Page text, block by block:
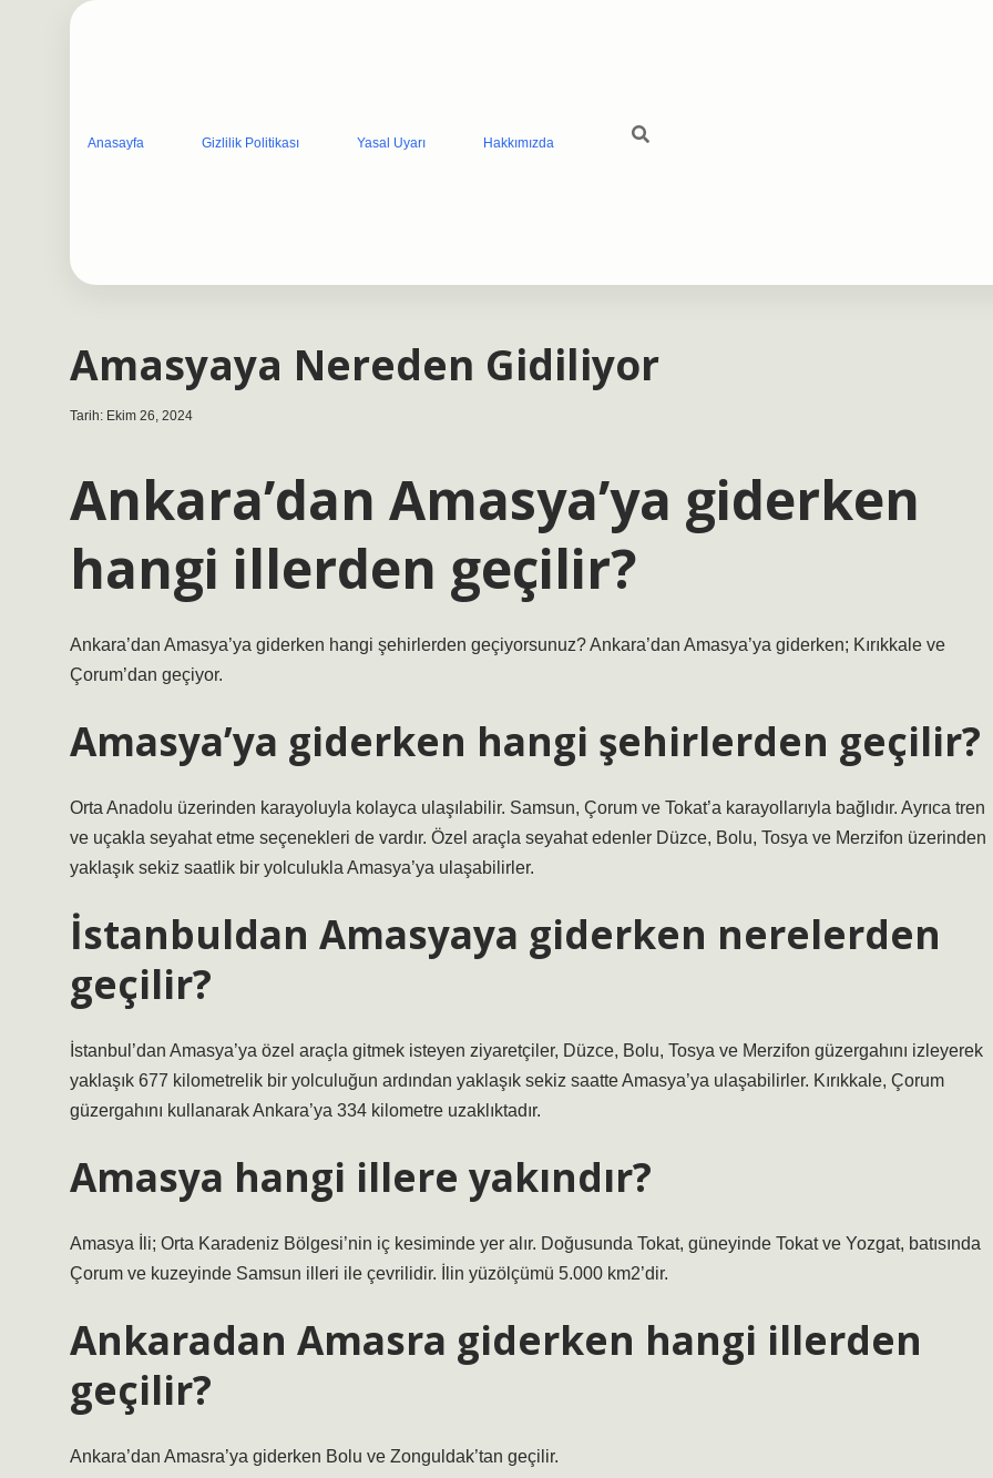
Anasayfa Gizlilik Politikası Yasal Uyarı Hakkımızda
Amasyaya Nereden Gidiliyor
Tarih: Ekim 26, 2024
Ankara’dan Amasya’ya giderken
hangi illerden geçilir?
Ankara’dan Amasya’ya giderken hangi şehirlerden geçiyorsunuz? Ankara’dan Amasya’ya giderken; Kırıkkale ve
Çorum’dan geçiyor.
Amasya’ya giderken hangi şehirlerden geçilir?
Orta Anadolu üzerinden karayoluyla kolayca ulaşılabilir. Samsun, Çorum ve Tokat’a karayollarıyla bağlıdır. Ayrıca tren
ve uçakla seyahat etme seçenekleri de vardır. Özel araçla seyahat edenler Düzce, Bolu, Tosya ve Merzifon üzerinden
yaklaşık sekiz saatlik bir yolculukla Amasya’ya ulaşabilirler.
İstanbuldan Amasyaya giderken nerelerden
geçilir?
İstanbul’dan Amasya’ya özel araçla gitmek isteyen ziyaretçiler, Düzce, Bolu, Tosya ve Merzifon güzergahını izleyerek
yaklaşık 677 kilometrelik bir yolculuğun ardından yaklaşık sekiz saatte Amasya’ya ulaşabilirler. Kırıkkale, Çorum
güzergahını kullanarak Ankara’ya 334 kilometre uzaklıktadır.
Amasya hangi illere yakındır?
Amasya İli; Orta Karadeniz Bölgesi’nin iç kesiminde yer alır. Doğusunda Tokat, güneyinde Tokat ve Yozgat, batısında
Çorum ve kuzeyinde Samsun illeri ile çevrilidir. İlin yüzölçümü 5.000 km2’dir.
Ankaradan Amasra giderken hangi illerden
geçilir?
Ankara’dan Amasra’ya giderken Bolu ve Zonguldak’tan geçilir.